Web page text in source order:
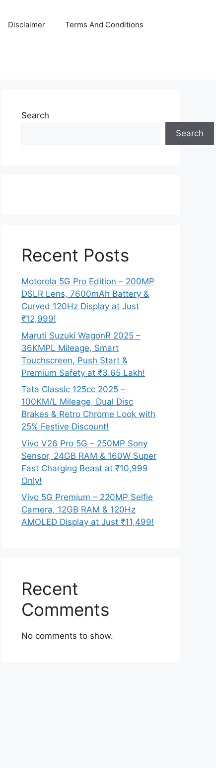
Disclaimer Terms And Conditions
Search
Search
Recent Posts
Motorola 5G Pro Edition – 200MP
DSLR Lens, 7600mAh Battery &
Curved 120Hz Display at Just
₹12,999!
Maruti Suzuki WagonR 2025 –
36KMPL Mileage, Smart
Touchscreen, Push Start &
Premium Safety at ₹3.65 Lakh!
Tata Classic 125cc 2025 –
100KM/L Mileage, Dual Disc
Brakes & Retro Chrome Look with
25% Festive Discount!
Vivo V26 Pro 5G – 250MP Sony
Sensor, 24GB RAM & 160W Super
Fast Charging Beast at ₹10,999
Only!
Vivo 5G Premium – 220MP Selfie
Camera, 12GB RAM & 120Hz
AMOLED Display at Just ₹11,499!
Recent
Comments
No comments to show.